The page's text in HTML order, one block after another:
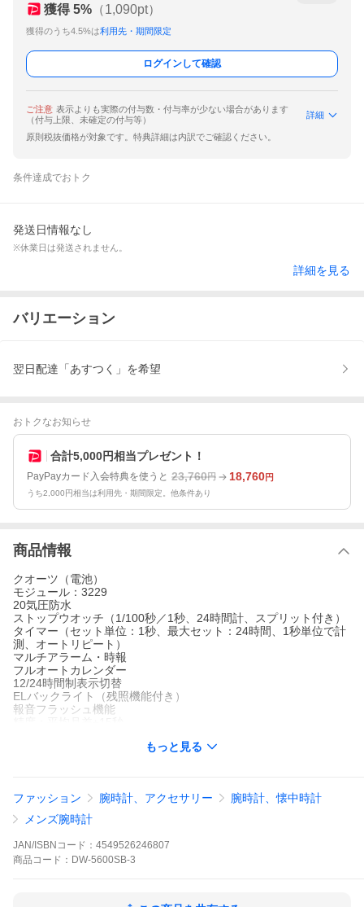
獲得 5% （1,090pt）
獲得のうち4.5%は利用先・期間限定
ログインして確認
ご注意 表示よりも実際の付与数・付与率が少ない場合があります
（付与上限、未確定の付与等）
詳細
原則税抜価格が対象です。特典詳細は内訳でご確認ください。
条件達成でおトク
発送日情報なし
※休業日は発送されません。
詳細を見る
バリエーション
翌日配達「あすつく」を希望
おトクなお知らせ
合計5,000円相当プレゼント！
PayPayカード入会特典を使うと 23,760円 18,760円
うち2,000円相当は利用先・期間限定。他条件あり
商品情報
クオーツ（電池）
モジュール：3229
20気圧防水
ストップウオッチ（1/100秒／1秒、24時間計、スプリット付き）
タイマー（セット単位：1秒、最大セット：24時間、1秒単位で計
測、オートリピート）
マルチアラーム・時報
フルオートカレンダー
12/24時間制表示切替
ELバックライト（残照機能付き）
報音フラッシュ機能
ベルト：樹脂バンド
重量：約53g
サイズ(縦ｘ横ｘ厚さ)：約48.9×42.8×13.4mm
手首周り実寸約【13.0〜20.0】cm
耐衝撃構造（ショックレジスト）
もっと見る
ファッション 腕時計、アクセサリー
腕時計、懐中時計
メンズ腕時計
JAN/ISBNコード： 4549526246807
商品 コード： DW-5600SB-3